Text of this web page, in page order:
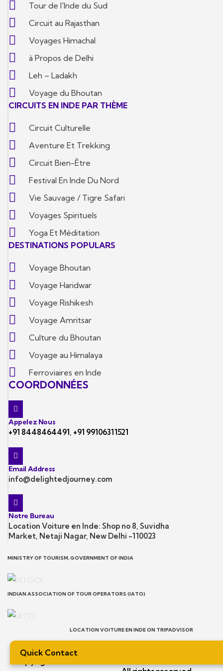
Tour de l'Inde du Sud
Circuit au Rajasthan
Voyages Himachal
à Propos de Delhi
Leh – Ladakh
Voyage du Bhoutan
CIRCUITS EN INDE PAR THÈME
Circuit Culturelle
Aventure Et Trekking
Circuit Bien-Être
Festival En Inde Du Nord
Vie Sauvage / Tigre Safari
Voyages Spirituels
Yoga Et Méditation
DESTINATIONS POPULARS
Voyage Bhoutan
Voyage Haridwar
Voyage Rishikesh
Voyage Amritsar
Culture du Bhoutan
Voyage au Himalaya
Ferroviaires en Inde
COORDONNÉES
Appelez Nous
+91 8448464491, +91 99106311521
Email Address
info@delightedjourney.com
Notre Bureau
Location Voiture en Inde: Shop no 8, Suvidha
Market, Netaji Nagar, New Delhi -110023
MINISTRY OF TOURISM, GOVERNMENT OF INDIA
INDIAN ASSOCIATION OF TOUR OPERATORS (IATO)
LOCATION VOITURE EN INDE ON TRIPADVISOR
Quick Contact